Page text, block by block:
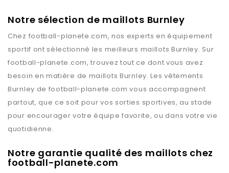
Notre sélection de maillots Burnley
Chez football-planete.com, nos experts en équipement
sportif ont sélectionné les meilleurs maillots Burnley. Sur
football-planete.com, trouvez tout ce dont vous avez
besoin en matière de maillots Burnley. Les vêtements
Burnley de football-planete.com vous accompagnent
partout, que ce soit pour vos sorties sportives, au stade
pour encourager votre équipe favorite, ou dans votre vie
quotidienne.
Notre garantie qualité des maillots chez
football-planete.com